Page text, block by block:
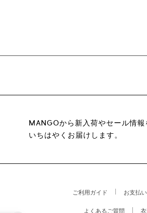
MANGOから新入荷やセール情報
いちはやくお届けします。
ご利用ガイド お支払い
よくあるご質問